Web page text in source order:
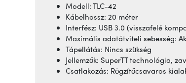
Modell: TLC-42
Kábelhossz: 20 méter
Interfész: USB 3.0 (visszafelé
Maximális adatátviteli sebesség:
Tápellátás: Nincs szükség
Jellemzők: SuperTT technológia,
Csatlakozás: Rögzítőcsavaros